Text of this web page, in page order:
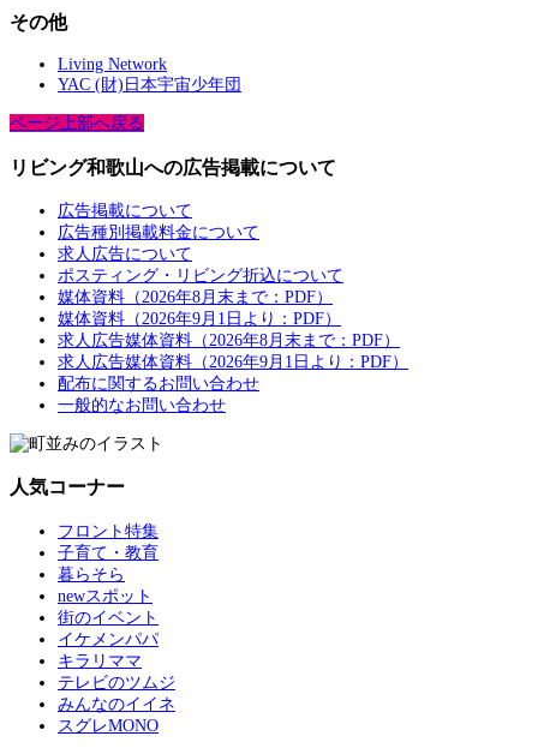
その他
Living Network
YAC (財)日本宇宙少年団
ページ上部へ戻る
リビング和歌山への広告掲載について
広告掲載について
広告種別掲載料金について
求人広告について
ポスティング・リビング折込について
媒体資料（2026年8月末まで：PDF）
媒体資料（2026年9月1日より：PDF）
求人広告媒体資料（2026年8月末まで：PDF）
求人広告媒体資料（2026年9月1日より：PDF）
配布に関するお問い合わせ
一般的なお問い合わせ
人気コーナー
フロント特集
子育て・教育
暮らそら
newスポット
街のイベント
イケメンパパ
キラリママ
テレビのツムジ
みんなのイイネ
スグレMONO